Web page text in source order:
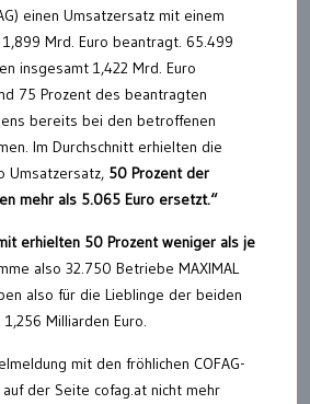
einen Umsatzersatz mit einem
Mrd. Euro beantragt. 65.499
insgesamt 1,422 Mrd. Euro
75 Prozent des beantragten
bereits bei den betroffenen
Im Durchschnitt erhielten die
Umsatzersatz, 50 Prozent der
mehr als 5.065 Euro ersetzt.“
erhielten 50 Prozent weniger als je
also 32.750 Betriebe MAXIMAL
also für die Lieblinge der beiden
1,256 Milliarden Euro.
mit den fröhlichen COFAG-
der Seite cofag.at nicht mehr